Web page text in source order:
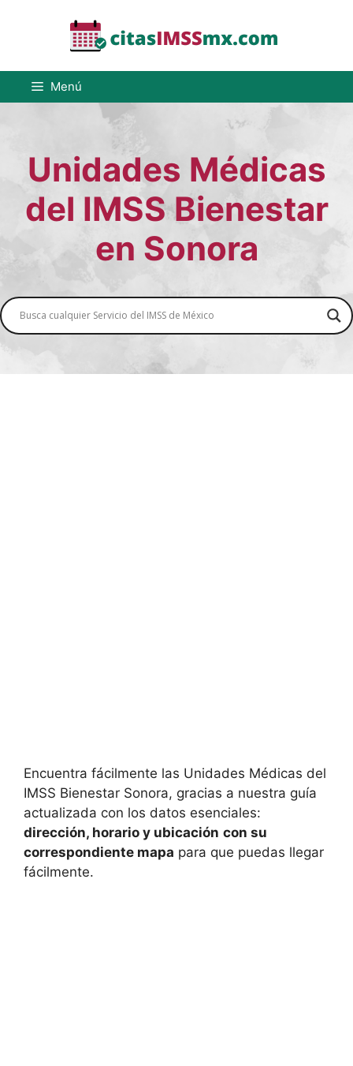
Menú
Unidades Médicas
del IMSS Bienestar
en Sonora
Encuentra fácilmente las Unidades Médicas del
IMSS Bienestar Sonora, gracias a nuestra guía
actualizada con los datos esenciales:
dirección, horario y ubicación con su
correspondiente mapa para que puedas llegar
fácilmente.